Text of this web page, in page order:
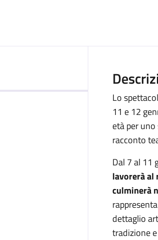
Lo
11 e 12
età per
racconto
Dal 7 al 11
lavorerà al
culminerà
dettaglio
tradizione